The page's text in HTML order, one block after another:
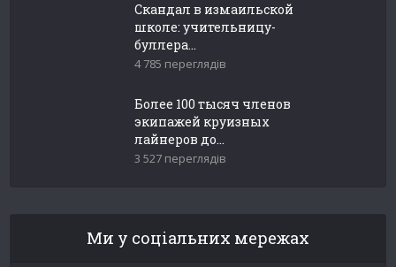
Скандал в измаильской
школе: учительницу-
буллера...
4 785 переглядів
Более 100 тысяч членов
экипажей круизных
лайнеров до...
3 527 переглядів
Ми у соціальних мережах